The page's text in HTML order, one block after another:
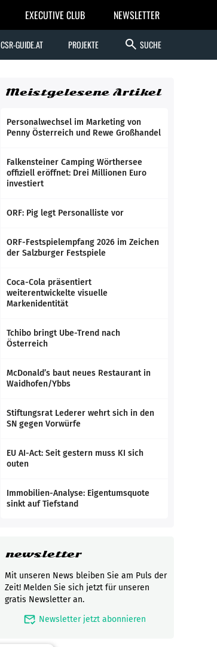
EXECUTIVE CLUB NEWSLETTER
CSR-GUIDE.AT PROJEKTE search SUCHE
Meistgelesene Artikel
Personalwechsel im Marketing von
Penny Österreich und Rewe Großhandel
Falkensteiner Camping Wörthersee
offiziell eröffnet: Drei Millionen Euro
investiert
ORF: Pig legt Personalliste vor
ORF-Festspielempfang 2026 im Zeichen
der Salzburger Festspiele
Coca-Cola präsentiert
weiterentwickelte visuelle
Markenidentität
Tchibo bringt Ube-Trend nach
Österreich
McDonald’s baut neues Restaurant in
Waidhofen/Ybbs
Stiftungsrat Lederer wehrt sich in den
SN gegen Vorwürfe
EU AI-Act: Seit gestern muss KI sich
outen
Immobilien-Analyse: Eigentumsquote
sinkt auf Tiefstand
newsletter
Mit unseren News bleiben Sie am Puls der
Zeit! Melden Sie sich jetzt für unseren
gratis Newsletter an.
mark_email_read Newsletter jetzt abonnieren